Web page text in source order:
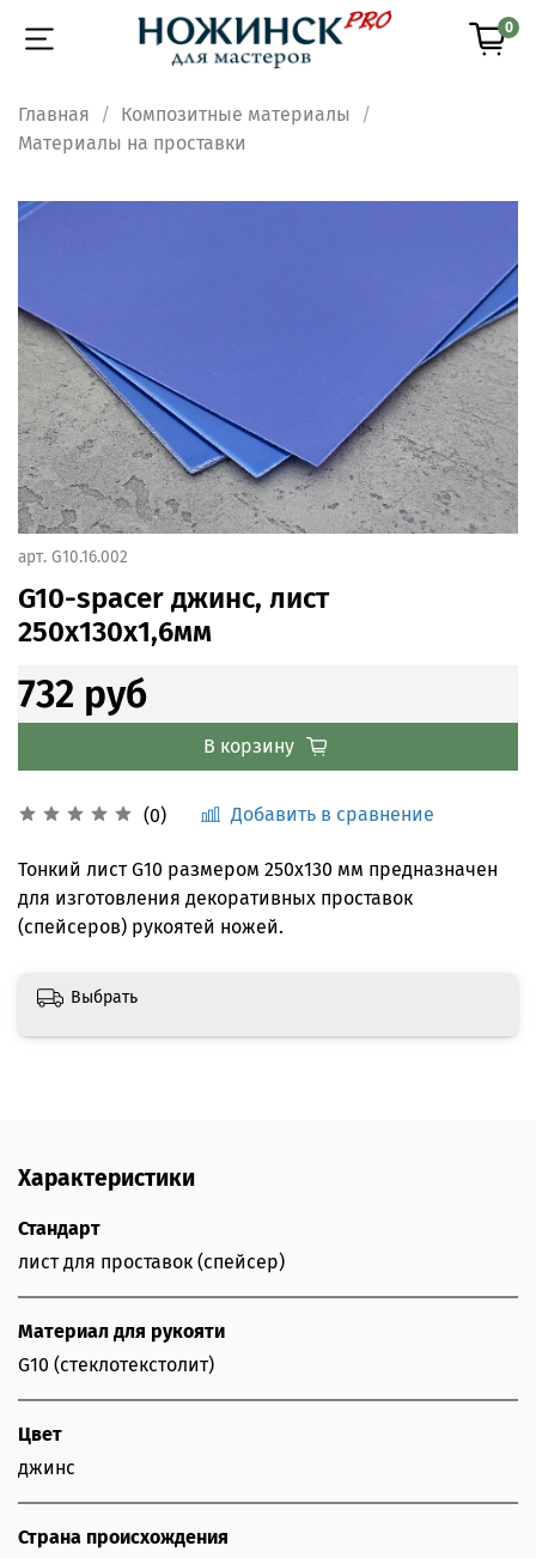
0
Главная
Композитные материалы
Материалы на проставки
арт. G10.16.002
G10-spacer джинс, лист
250х130х1,6мм
(0) Добавить в сравнение
732 руб
В корзину
Тонкий лист G10 размером 250х130 мм предназначен
для изготовления декоративных проставок
(спейсеров) рукоятей ножей.
Выбрать
Характеристики
Стандарт
лист для проставок (спейсер)
Материал для рукояти
G10 (стеклотекстолит)
Цвет
джинс
Страна происхождения